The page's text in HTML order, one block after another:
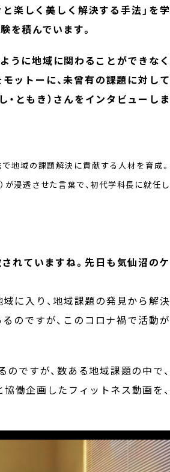
楽しく美しく解決する手法」を学
を積んでいます。
うに地域に関わることができなく
ットーに、未曾有の課題に対して
ともき）さんをインタビューしま
地域の課題解決に貢献する人材を育成。
が浸透させた言葉で、初代学科長に就任し
れていますね。先日も気仙沼のケ
に入り、地域課題の発見から解決
のですが、このコロナ禍で活動が
ですが、数ある地域課題の中で、
働企画したフィットネス動画を、